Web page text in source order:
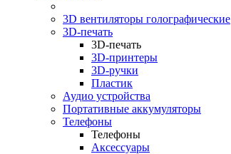
3D вентиляторы голографические
3D-печать
3D-печать
3D-принтеры
3D-ручки
Пластик
Аудио устройства
Портативные аккумуляторы
Телефоны
Телефоны
Аксессуары